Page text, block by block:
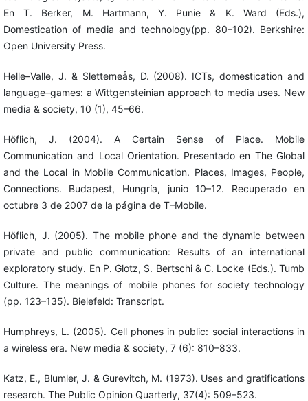
En T. Berker, M. Hartmann, Y. Punie & K. Ward (Eds.),
Domestication of media and technology(pp. 80–102). Berkshire:
Open University Press.
Helle–Valle, J. & Slettemeås, D. (2008). ICTs, domestication and
language–games: a Wittgensteinian approach to media uses. New
media & society, 10 (1), 45–66.
Höflich, J. (2004). A Certain Sense of Place. Mobile
Communication and Local Orientation. Presentado en The Global
and the Local in Mobile Communication. Places, Images, People,
Connections. Budapest, Hungría, junio 10–12. Recuperado en
octubre 3 de 2007 de la página de T–Mobile.
Höflich, J. (2005). The mobile phone and the dynamic between
private and public communication: Results of an international
exploratory study. En P. Glotz, S. Bertschi & C. Locke (Eds.). Tumb
Culture. The meanings of mobile phones for society technology
(pp. 123–135). Bielefeld: Transcript.
Humphreys, L. (2005). Cell phones in public: social interactions in
a wireless era. New media & society, 7 (6): 810–833.
Katz, E., Blumler, J. & Gurevitch, M. (1973). Uses and gratifications
research. The Public Opinion Quarterly, 37(4): 509–523.